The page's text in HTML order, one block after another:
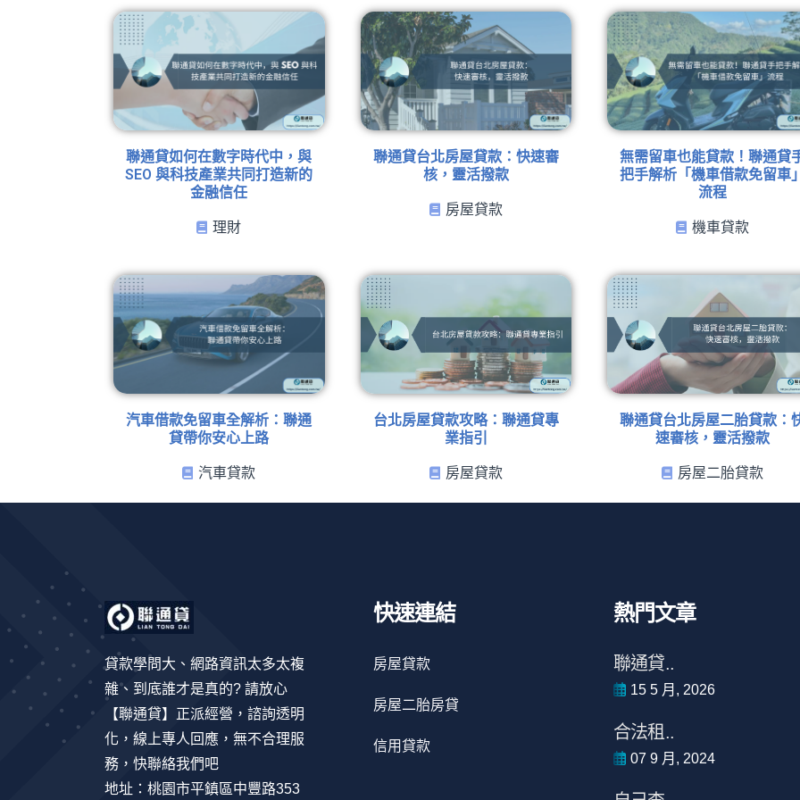
聯通貸如何在數字時代中，與
SEO 與科技產業共同打造新的
金融信任
理財
聯通貸台北房屋貸款：快速審
核，靈活撥款
房屋貸款
無需留車也能貸款！聯通貸
把手解析「機車借款免留車
流程
機車貸款
汽車借款免留車全解析：聯通
貸帶你安心上路
汽車貸款
台北房屋貸款攻略：聯通貸專
業指引
房屋貸款
聯通貸台北房屋二胎貸款：
速審核，靈活撥款
房屋二胎貸款
貸款學問大、網路資訊太多太複
雜、到底誰才是真的? 請放心
【聯通貸】正派經營，諮詢透明
化，線上專人回應，無不合理服
務，快聯絡我們吧
地址：桃園市平鎮區中豐路353
快速連結
房屋貸款
房屋二胎房貸
信用貸款
熱門文章
聯通貸..
15 5 月, 2026
合法租..
07 9 月, 2024